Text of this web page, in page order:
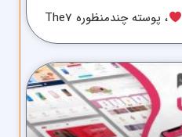
، پوسته چندمنظوره The7